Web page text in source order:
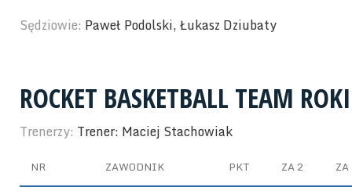
Sędziowie: Paweł Podolski, Łukasz Dziubaty
ROCKET BASKETBALL TEAM
Trenerzy: Trener: Maciej Stachowiak
NR ZAWODNIK PKT ZA 2 ZA